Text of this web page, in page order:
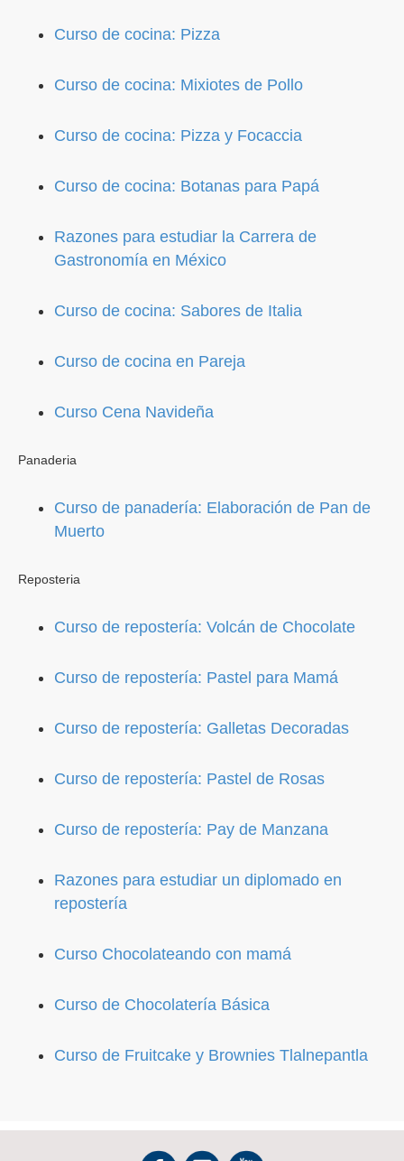
Curso de cocina: Pizza
Curso de cocina: Mixiotes de Pollo
Curso de cocina: Pizza y Focaccia
Curso de cocina: Botanas para Papá
Razones para estudiar la Carrera de
Gastronomía en México
Curso de cocina: Sabores de Italia
Curso de cocina en Pareja
Curso Cena Navideña
Panaderia
Curso de panadería: Elaboración de Pan de
Muerto
Reposteria
Curso de repostería: Volcán de Chocolate
Curso de repostería: Pastel para Mamá
Curso de repostería: Galletas Decoradas
Curso de repostería: Pastel de Rosas
Curso de repostería: Pay de Manzana
Razones para estudiar un diplomado en
repostería
Curso Chocolateando con mamá
Curso de Chocolatería Básica
Curso de Fruitcake y Brownies Tlalnepantla